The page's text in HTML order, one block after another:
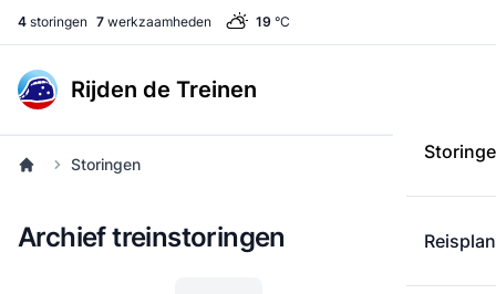
4 storingen 7 werkzaamheden 19 °C
Rijden de Treinen
Storingen
Archief treinstoringen